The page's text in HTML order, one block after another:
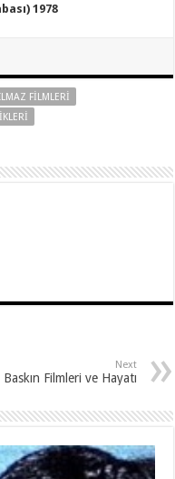
1978
FILMLERI
Next
Filmleri ve Hayatı